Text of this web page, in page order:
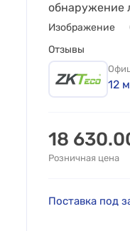
обнаружение
Изображение
Отзывы
12
18
Розничная цена
Поставка под